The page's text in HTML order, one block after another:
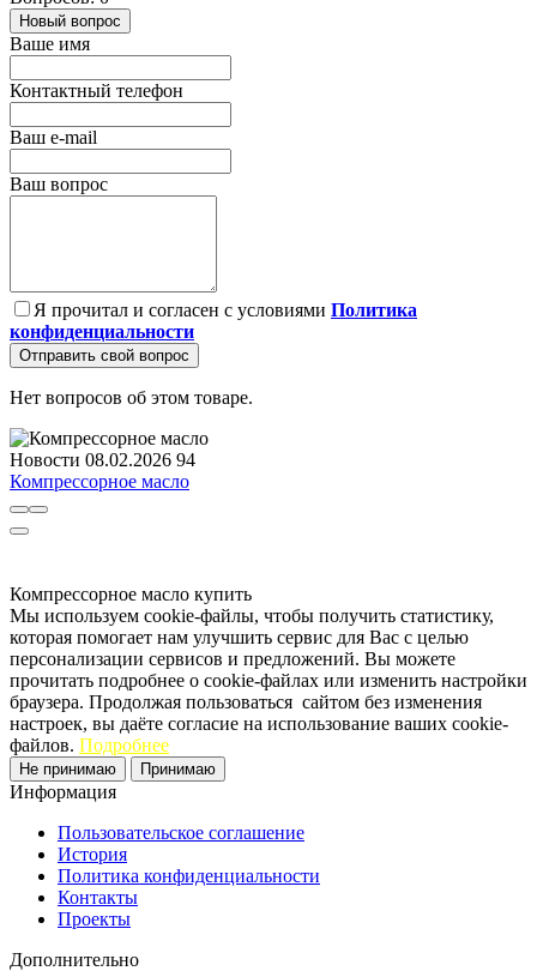
Новый вопрос
Ваше имя
Контактный телефон
Ваш e-mail
Ваш вопрос
Я прочитал и согласен с условиями Политика
конфиденциальности
Отправить свой вопрос
Нет вопросов об этом товаре.
Новости 08.02.2026 94
Компрессорное масло
Компрессорное масло купить
Мы используем cookie-файлы, чтобы получить статистику,
которая помогает нам улучшить сервис для Вас с целью
персонализации сервисов и предложений. Вы можете
прочитать подробнее о cookie-файлах или изменить настройки
браузера. Продолжая пользоваться сайтом без изменения
настроек, вы даёте согласие на использование ваших cookie-
файлов. Подробнее
Не принимаю Принимаю
Информация
Пользовательское соглашение
История
Политика конфиденциальности
Контакты
Проекты
Дополнительно